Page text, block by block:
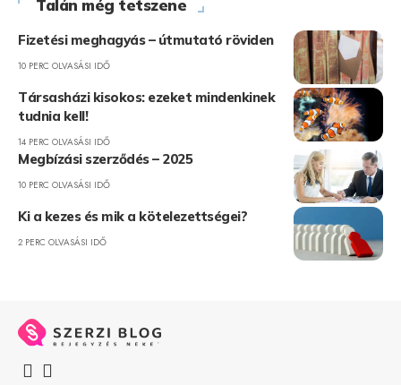
Talán még tetszene
Fizetési meghagyás – útmutató röviden
10 PERC OLVASÁSI IDŐ
Társasházi kisokos: ezeket mindenkinek
tudnia kell!
14 PERC OLVASÁSI IDŐ
Megbízási szerződés – 2025
10 PERC OLVASÁSI IDŐ
Ki a kezes és mik a kötelezettségei?
2 PERC OLVASÁSI IDŐ